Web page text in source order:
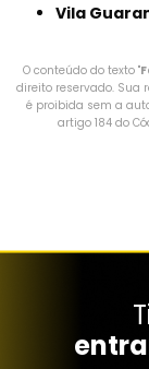
Vila
O conteúdo do texto "
direito reservado. Sua
é proibida sem a
artigo 184 do